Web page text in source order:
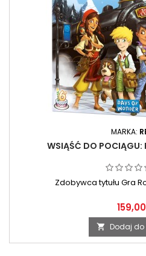
MARKA:
WSIĄŚĆ DO POCIĄGU:
Zdobywca tytułu Gra
159,00
 Dodaj do